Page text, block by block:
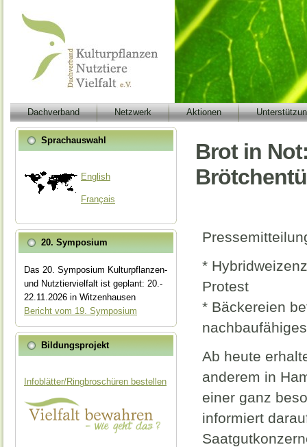
Dachverband Netzwerk Aktionen
Sprachauswahl
English
Français
20. Symposium
Das 20. Symposium Kulturpflanzen-
und Nutztiervielfalt ist geplant: 20.-
22.11.2026 in Witzenhausen
Bericht vom 19. Symposium
Bildungsprojekt
Infoblätter/Ringbroschüren bestellen
Brot in
*
Protest
* Bäckereien
Ab heute
anderem in
einer ganz
informiert